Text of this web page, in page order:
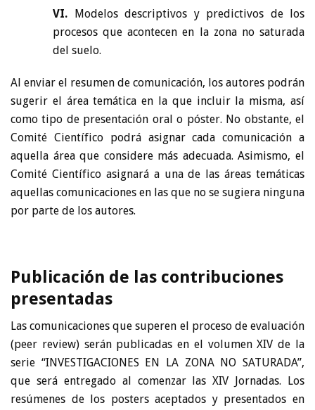
VI. Modelos descriptivos y predictivos de los
procesos que acontecen en la zona no saturada
del suelo.
Al enviar el resumen de comunicación, los autores podrán
sugerir el área temática en la que incluir la misma, así
como tipo de presentación oral o póster. No obstante, el
Comité Científico podrá asignar cada comunicación a
aquella área que considere más adecuada. Asimismo, el
Comité Científico asignará a una de las áreas temáticas
aquellas comunicaciones en las que no se sugiera ninguna
por parte de los autores.
Publicación de las contribuciones
presentadas
Las comunicaciones que superen el proceso de evaluación
(peer review) serán publicadas en el volumen XIV de la
serie “INVESTIGACIONES EN LA ZONA NO SATURADA”,
que será entregado al comenzar las XIV Jornadas. Los
resúmenes de los posters aceptados y presentados en